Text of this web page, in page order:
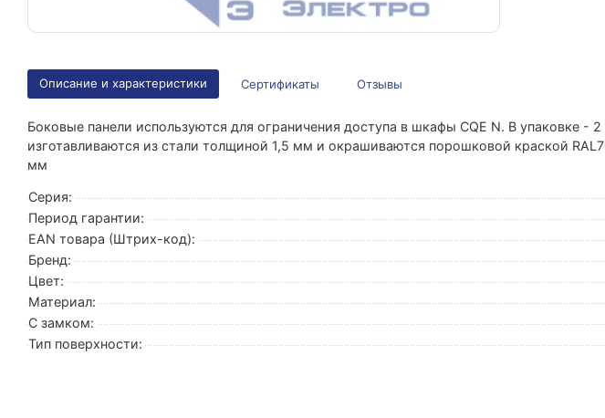
Описание и характеристики Сертификаты Отзывы
Боковые панели используются для ограничения доступа в шкафы CQE N. В упаковке -
изготавливаются из стали толщиной 1,5 мм и окрашиваются порошковой краской
мм
Серия:
Период гарантии:
EAN товара (Штрих-код):
Бренд:
Цвет:
Материал:
С замком:
Тип поверхности: